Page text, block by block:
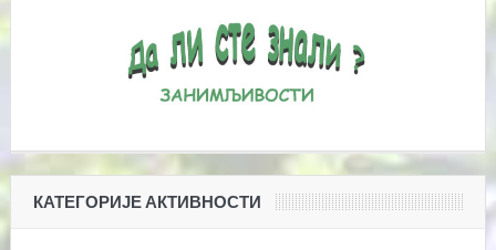
КАТЕГОРИЈЕ АКТИВНОСТИ